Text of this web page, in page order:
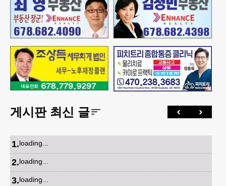
게시판 최신 글
1.loading...
2.loading...
3.loading...